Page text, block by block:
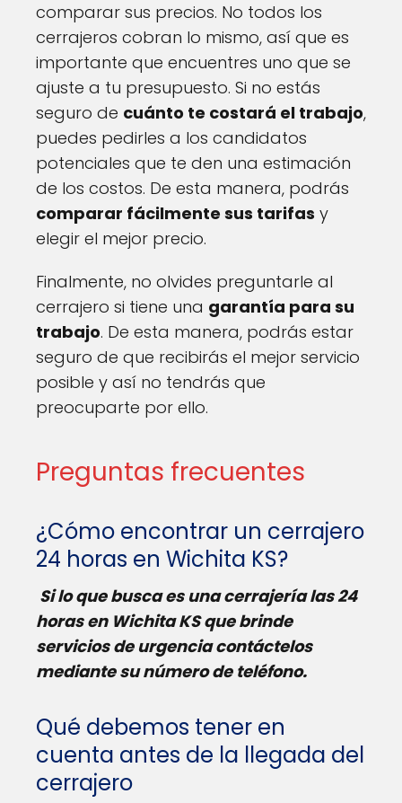
comparar sus precios. No todos los
cerrajeros cobran lo mismo, así que es
importante que encuentres uno que se
ajuste a tu presupuesto. Si no estás
seguro de cuánto te costará el trabajo,
puedes pedirles a los candidatos
potenciales que te den una estimación
de los costos. De esta manera, podrás
comparar fácilmente sus tarifas y
elegir el mejor precio.
Finalmente, no olvides preguntarle al
cerrajero si tiene una garantía para su
trabajo. De esta manera, podrás estar
seguro de que recibirás el mejor servicio
posible y así no tendrás que
preocuparte por ello.
Preguntas frecuentes
¿Cómo encontrar un cerrajero
24 horas en Wichita KS?
Si lo que busca es una cerrajería las 24
horas en Wichita KS que brinde
servicios de urgencia contáctelos
mediante su número de teléfono.
Qué debemos tener en
cuenta antes de la llegada del
cerrajero